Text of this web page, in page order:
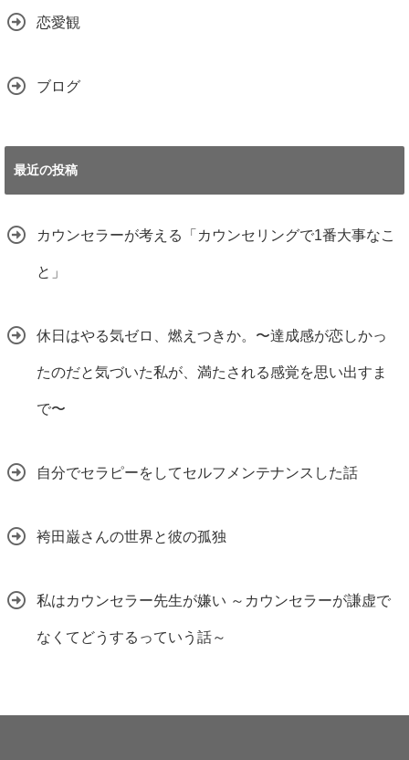
恋愛観
ブログ
最近の投稿
カウンセラーが考える「カウンセリングで1番大事なこ
と」
休日はやる気ゼロ、燃えつきか。〜達成感が恋しかっ
たのだと気づいた私が、満たされる感覚を思い出すま
で〜
自分でセラピーをしてセルフメンテナンスした話
袴田巌さんの世界と彼の孤独
私はカウンセラー先生が嫌い ～カウンセラーが謙虚で
なくてどうするっていう話～